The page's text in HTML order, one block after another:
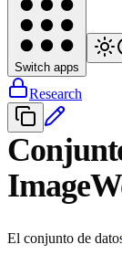
Switch apps
Research
El conjunto de